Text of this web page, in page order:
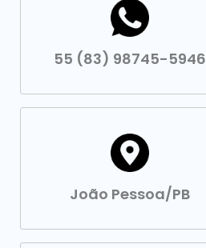
55 (83) 98745-5946
João Pessoa/PB